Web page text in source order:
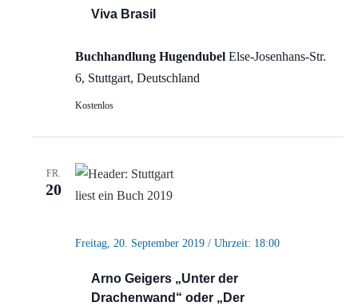
Viva Brasil
Buchhandlung Hugendubel Else-Josenhans-Str.
6, Stuttgart, Deutschland
Kostenlos
FR.
20
Arno Geigers „Unter der
Drachenwand“ oder „Der
Freitag, 20. September 2019 / Uhrzeit: 18:00